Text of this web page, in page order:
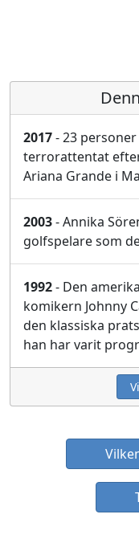
2017- 23
terrorattentat
Ariana Grande i
2003- Annika
golfspelare som
1992- Den
komikern Johnny
den klassiska
han har varit